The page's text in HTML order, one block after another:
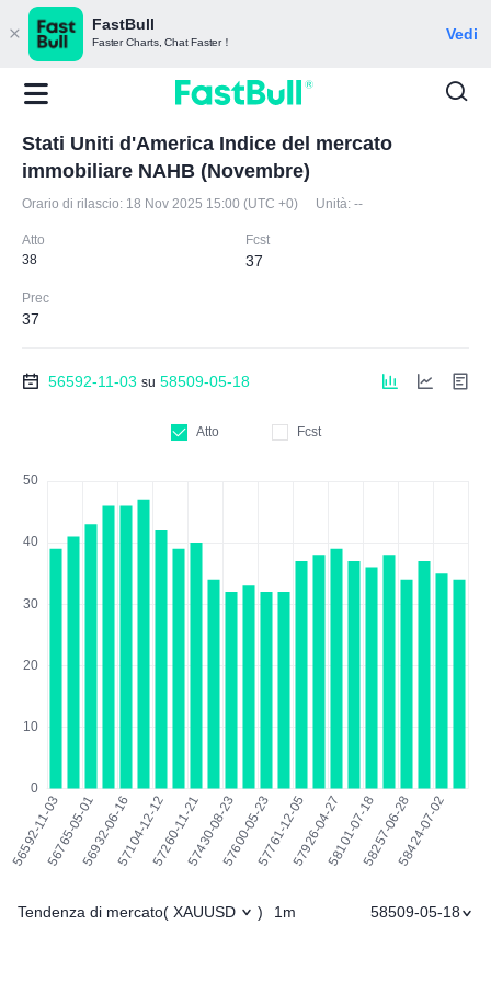
FastBull
Faster Charts, Chat Faster！ Vedi
Stati Uniti d'America Indice del mercato
immobiliare NAHB (Novembre)
Orario di rilascio: 18 Nov 2025 15:00 (UTC +0) Unità: --
Atto
38
Fcst
37
Prec
37
56592-11-03 su 58509-05-18
Atto Fcst
Tendenza di mercato( XAUUSD ) 1m 58509-05-18